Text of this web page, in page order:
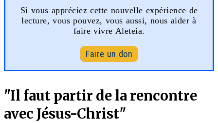
Si vous appréciez cette nouvelle expérience de
lecture, vous pouvez, vous aussi, nous aider à
faire vivre Aleteia.
Faire un don
"Il faut partir de la rencontre
avec Jésus-Christ"